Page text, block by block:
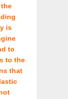
is
to
to the
that